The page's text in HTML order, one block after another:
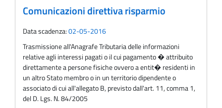
Comunicazioni direttiva risparmio
Data scadenza:02-05-2016
Trasmissione all'Anagrafe Tributaria delle informazioni
relative agli interessi pagati o il cui pagamento � attribuito
direttamente a persone fisiche ovvero a entit� residenti in
un altro Stato membro o in un territorio dipendente o
associato di cui all'allegato B, previsto dall'art. 11, comma 1,
del D. Lgs. N. 84/2005